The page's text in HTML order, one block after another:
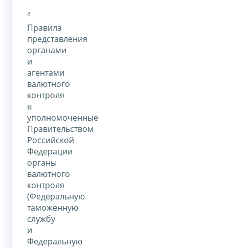
4
Правила
представления
органами
и
агентами
валютного
контроля
в
уполномоченные
Правительством
Российской
Федерации
органы
валютного
контроля
(Федеральную
таможенную
службу
и
Федеральную